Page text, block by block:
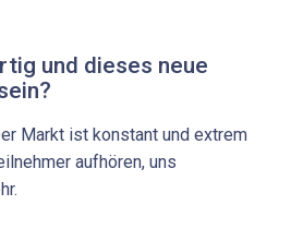
und dieses neue
Markt ist konstant und extrem
aufhören, uns